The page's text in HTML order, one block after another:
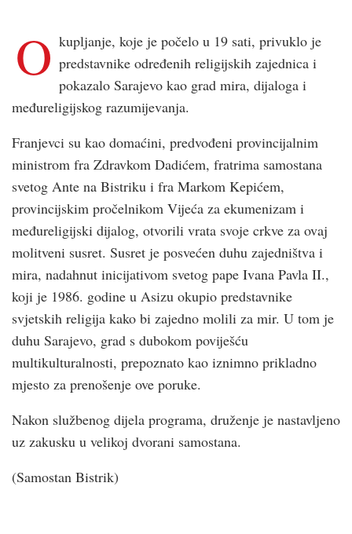
O kupljanje, koje je počelo u 19 sati, privuklo je
predstavnike određenih religijskih zajednica i
pokazalo Sarajevo kao grad mira, dijaloga i
međureligijskog razumijevanja.
Franjevci su kao domaćini, predvođeni provincijalnim
ministrom fra Zdravkom Dadićem, fratrima samostana
svetog Ante na Bistriku i fra Markom Kepićem,
provincijskim pročelnikom Vijeća za ekumenizam i
međureligijski dijalog, otvorili vrata svoje crkve za ovaj
molitveni susret. Susret je posvećen duhu zajedništva i
mira, nadahnut inicijativom svetog pape Ivana Pavla II.,
koji je 1986. godine u Asizu okupio predstavnike
svjetskih religija kako bi zajedno molili za mir. U tom je
duhu Sarajevo, grad s dubokom poviješću
multikulturalnosti, prepoznato kao iznimno prikladno
mjesto za prenošenje ove poruke.
Nakon službenog dijela programa, druženje je nastavljeno
uz zakusku u velikoj dvorani samostana.
(Samostan Bistrik)